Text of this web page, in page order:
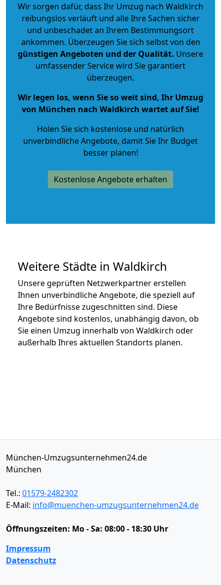
Wir sorgen dafür, dass Ihr Umzug nach Waldkirch
reibungslos verläuft und alle Ihre Sachen sicher
und unbeschadet an Ihrem Bestimmungsort
ankommen. Überzeugen Sie sich selbst von den
günstigen Angeboten und der Qualität. Unsere
umfassender Service wird Sie garantiert
überzeugen.
Wir legen los, wenn Sie so weit sind, Ihr Umzug
von München nach Waldkirch wartet auf Sie!
Holen Sie sich kostenlose und natürlich
unverbindliche Angebote, damit Sie Ihr Budget
besser planen!
Kostenlose Angebote erhalten
Weitere Städte in Waldkirch
Unsere geprüften Netzwerkpartner erstellen
Ihnen unverbindliche Angebote, die speziell auf
Ihre Bedürfnisse zugeschnitten sind. Diese
Angebote sind kostenlos, unabhängig davon, ob
Sie einen Umzug innerhalb von Waldkirch oder
außerhalb Ihres aktuellen Standorts planen.
München-Umzugsunternehmen24.de
München
Tel.: 01579-2482302
E-Mail: info@muenchen-umzugsunternehmen24.de
Öffnungszeiten: Mo - Sa: 08:00 - 18:30 Uhr
Impressum
Datenschutz